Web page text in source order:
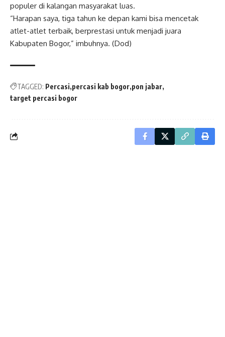
populer di kalangan masyarakat luas.
“Harapan saya, tiga tahun ke depan kami bisa mencetak
atlet-atlet terbaik, berprestasi untuk menjadi juara
Kabupaten Bogor,” imbuhnya. (Dod)
TAGGED: Percasi percasi kab bogor pon jabar
target percasi bogor